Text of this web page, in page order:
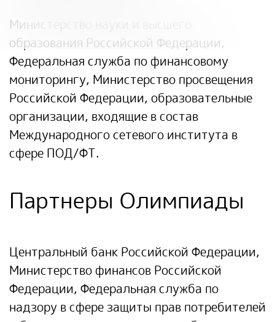
Министерство науки и высшего
образования Российской Федерации,
Федеральная служба по финансовому
мониторингу, Министерство просвещения
Российской Федерации, образовательные
организации, входящие в состав
Международного сетевого института в
сфере ПОД/ФТ.
Партнеры Олимпиады
Центральный банк Российской Федерации,
Министерство финансов Российской
Федерации, Федеральная служба по
надзору в сфере защиты прав потребителей